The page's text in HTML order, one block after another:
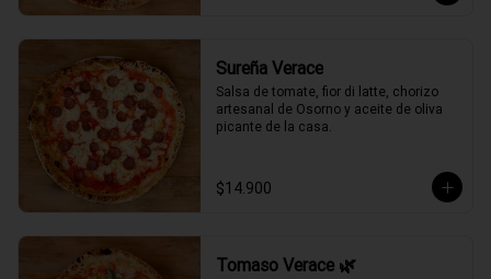
Sureña Verace
Salsa de tomate, fior di latte, chorizo
artesanal de Osorno y aceite de oliva
picante de la casa.
$14.900
Tomaso Verace 🌿